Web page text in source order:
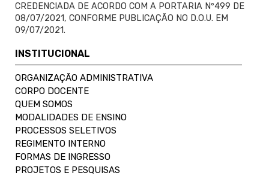
CREDENCIADA DE ACORDO COM A PORTARIA Nº499 DE
08/07/2021, CONFORME PUBLICAÇÃO NO D.O.U. EM
09/07/2021.
INSTITUCIONAL
ORGANIZAÇÃO ADMINISTRATIVA
CORPO DOCENTE
QUEM SOMOS
MODALIDADES DE ENSINO
PROCESSOS SELETIVOS
REGIMENTO INTERNO
FORMAS DE INGRESSO
PROJETOS E PESQUISAS